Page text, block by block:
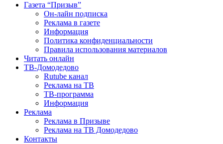
Газета “Призыв”
Он-лайн подписка
Реклама в газете
Информация
Политика конфиденциальности
Правила использования материалов
Читать онлайн
ТВ-Домодедово
Rutube канал
Реклама на ТВ
ТВ-программа
Информация
Реклама
Реклама в Призыве
Реклама на ТВ Домодедово
Контакты